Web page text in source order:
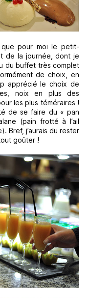
pour moi le petit-
de la journée, dont je
du buffet très complet
de choix, en
apprécié le choix de
noix en plus des
les plus téméraires !
de se faire du « pan
(pain frotté à l’ail
Bref, j’aurais du rester
goûter !